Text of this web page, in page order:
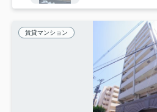
賃貸マンション